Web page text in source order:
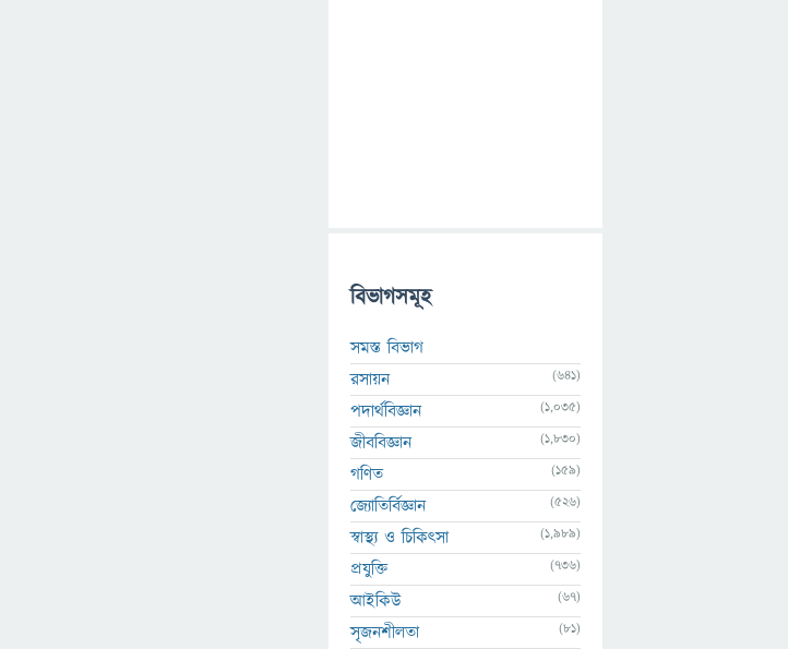
বিভাগসমূহ
সমস্ত বিভাগ
রসায়ন
(641)
পদার্থবিজ্ঞান (1,035)
জীববিজ্ঞান (1,830)
গণিত (159)
জ্যোতির্বিজ্ঞান (526)
স্বাস্থ্য ও চিকিৎসা (1,989)
প্রযুক্তি (736)
আইকিউ (67)
সৃজনশীলতা (81)